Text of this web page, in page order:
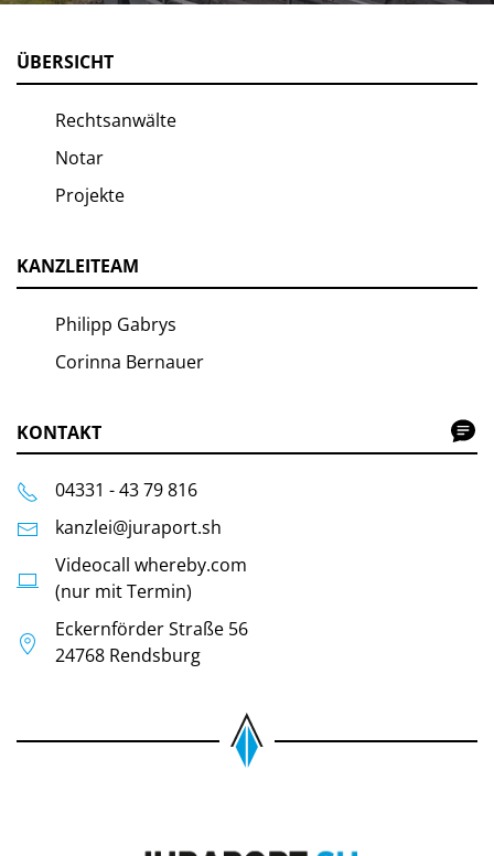
ÜBERSICHT
Rechtsanwälte
Notar
Projekte
KANZLEITEAM
Philipp Gabrys
Corinna Bernauer
KONTAKT
04331 - 43 79 816
kanzlei@juraport.sh
Videocall whereby.com
(nur mit Termin)
Eckernförder Straße 56
24768 Rendsburg